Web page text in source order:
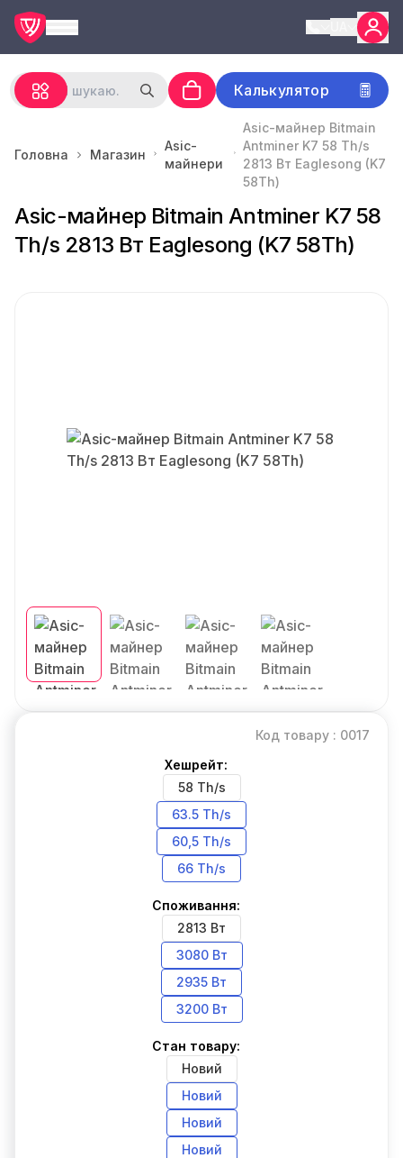
Калькулятор
Головна Магазин
Asic-
майнери
Asic-майнер Bitmain
Antminer K7 58 Th/s
2813 Вт Eaglesong (K7
58Th)
Asic-майнер Bitmain Antminer K7 58
Th/s 2813 Вт Eaglesong (K7 58Th)
Код товару : 0017
Хешрейт:
58 Th/s
63.5 Th/s
60,5 Th/s
66 Th/s
Споживання:
2813 Вт
3080 Вт
2935 Вт
3200 Вт
Стан товару:
Новий
Новий
Новий
Новий